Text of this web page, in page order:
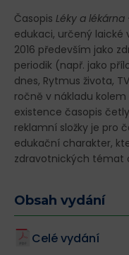
Časopis Léky a lékárna
edukaci, určený
2016 především jako
periodik (např. jako
dnes, Rytmus života,
ročně v nákladu
existence časopis
reklamní složky je pro
edukační charakter,
zdravotnických témat
Obsah vydání
Celé vydání